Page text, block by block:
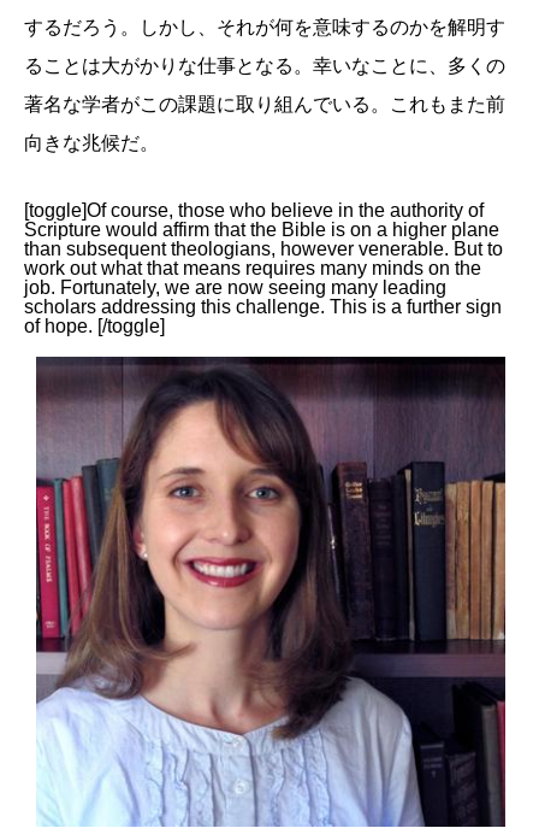
するだろう。しかし、それが何を意味するのかを解明す
ることは大がかりな仕事となる。幸いなことに、多くの
著名な学者がこの課題に取り組んでいる。これもまた前
向きな兆候だ。
[toggle]Of course, those who believe in the authority of
Scripture would affirm that the Bible is on a higher plane
than subsequent theologians, however venerable. But to
work out what that means requires many minds on the
job. Fortunately, we are now seeing many leading
scholars addressing this challenge. This is a further sign
of hope. [/toggle]